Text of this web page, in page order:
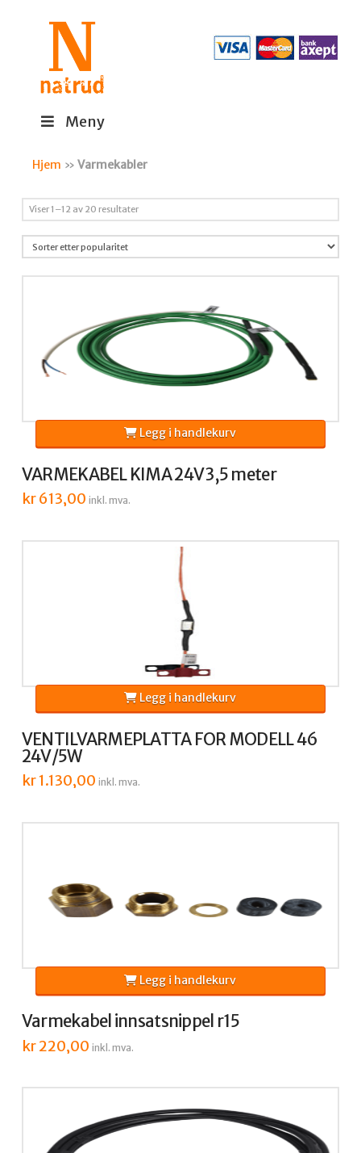
Meny
Hjem »Varmekabler
Viser 1–12 av 20 resultaterSortert
VARMEKABEL KIMA 24V 3,5 meter
kr613,00 inkl. mva.
Legg i handlekurv
VENTILVARMEPLATTA FOR MODELL 46
24V/5W
kr1.130,00 inkl. mva.
Legg i handlekurv
Varmekabel innsatsnippel r15
kr220,00 inkl. mva.
Legg i handlekurv